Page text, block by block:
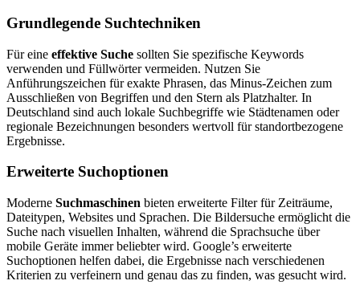
Grundlegende Suchtechniken
Für eine effektive Suche sollten Sie spezifische Keywords
verwenden und Füllwörter vermeiden. Nutzen Sie
Anführungszeichen für exakte Phrasen, das Minus-Zeichen zum
Ausschließen von Begriffen und den Stern als Platzhalter. In
Deutschland sind auch lokale Suchbegriffe wie Städtenamen oder
regionale Bezeichnungen besonders wertvoll für standortbezogene
Ergebnisse.
Erweiterte Suchoptionen
Moderne Suchmaschinen bieten erweiterte Filter für Zeiträume,
Dateitypen, Websites und Sprachen. Die Bildersuche ermöglicht die
Suche nach visuellen Inhalten, während die Sprachsuche über
mobile Geräte immer beliebter wird. Google’s erweiterte
Suchoptionen helfen dabei, die Ergebnisse nach verschiedenen
Kriterien zu verfeinern und genau das zu finden, was gesucht wird.